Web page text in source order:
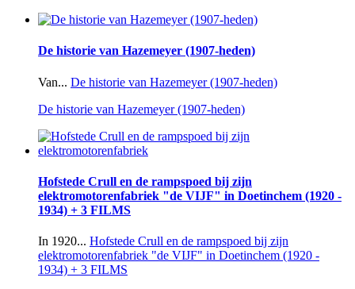
De historie van Hazemeyer (1907-heden)
Van... De historie van Hazemeyer (1907-heden)
De historie van Hazemeyer (1907-heden)
Hofstede Crull en de rampspoed bij zijn
elektromotorenfabriek "de VIJF" in Doetinchem (1920 -
1934) + 3 FILMS
In 1920... Hofstede Crull en de rampspoed bij zijn
elektromotorenfabriek "de VIJF" in Doetinchem (1920 -
1934) + 3 FILMS